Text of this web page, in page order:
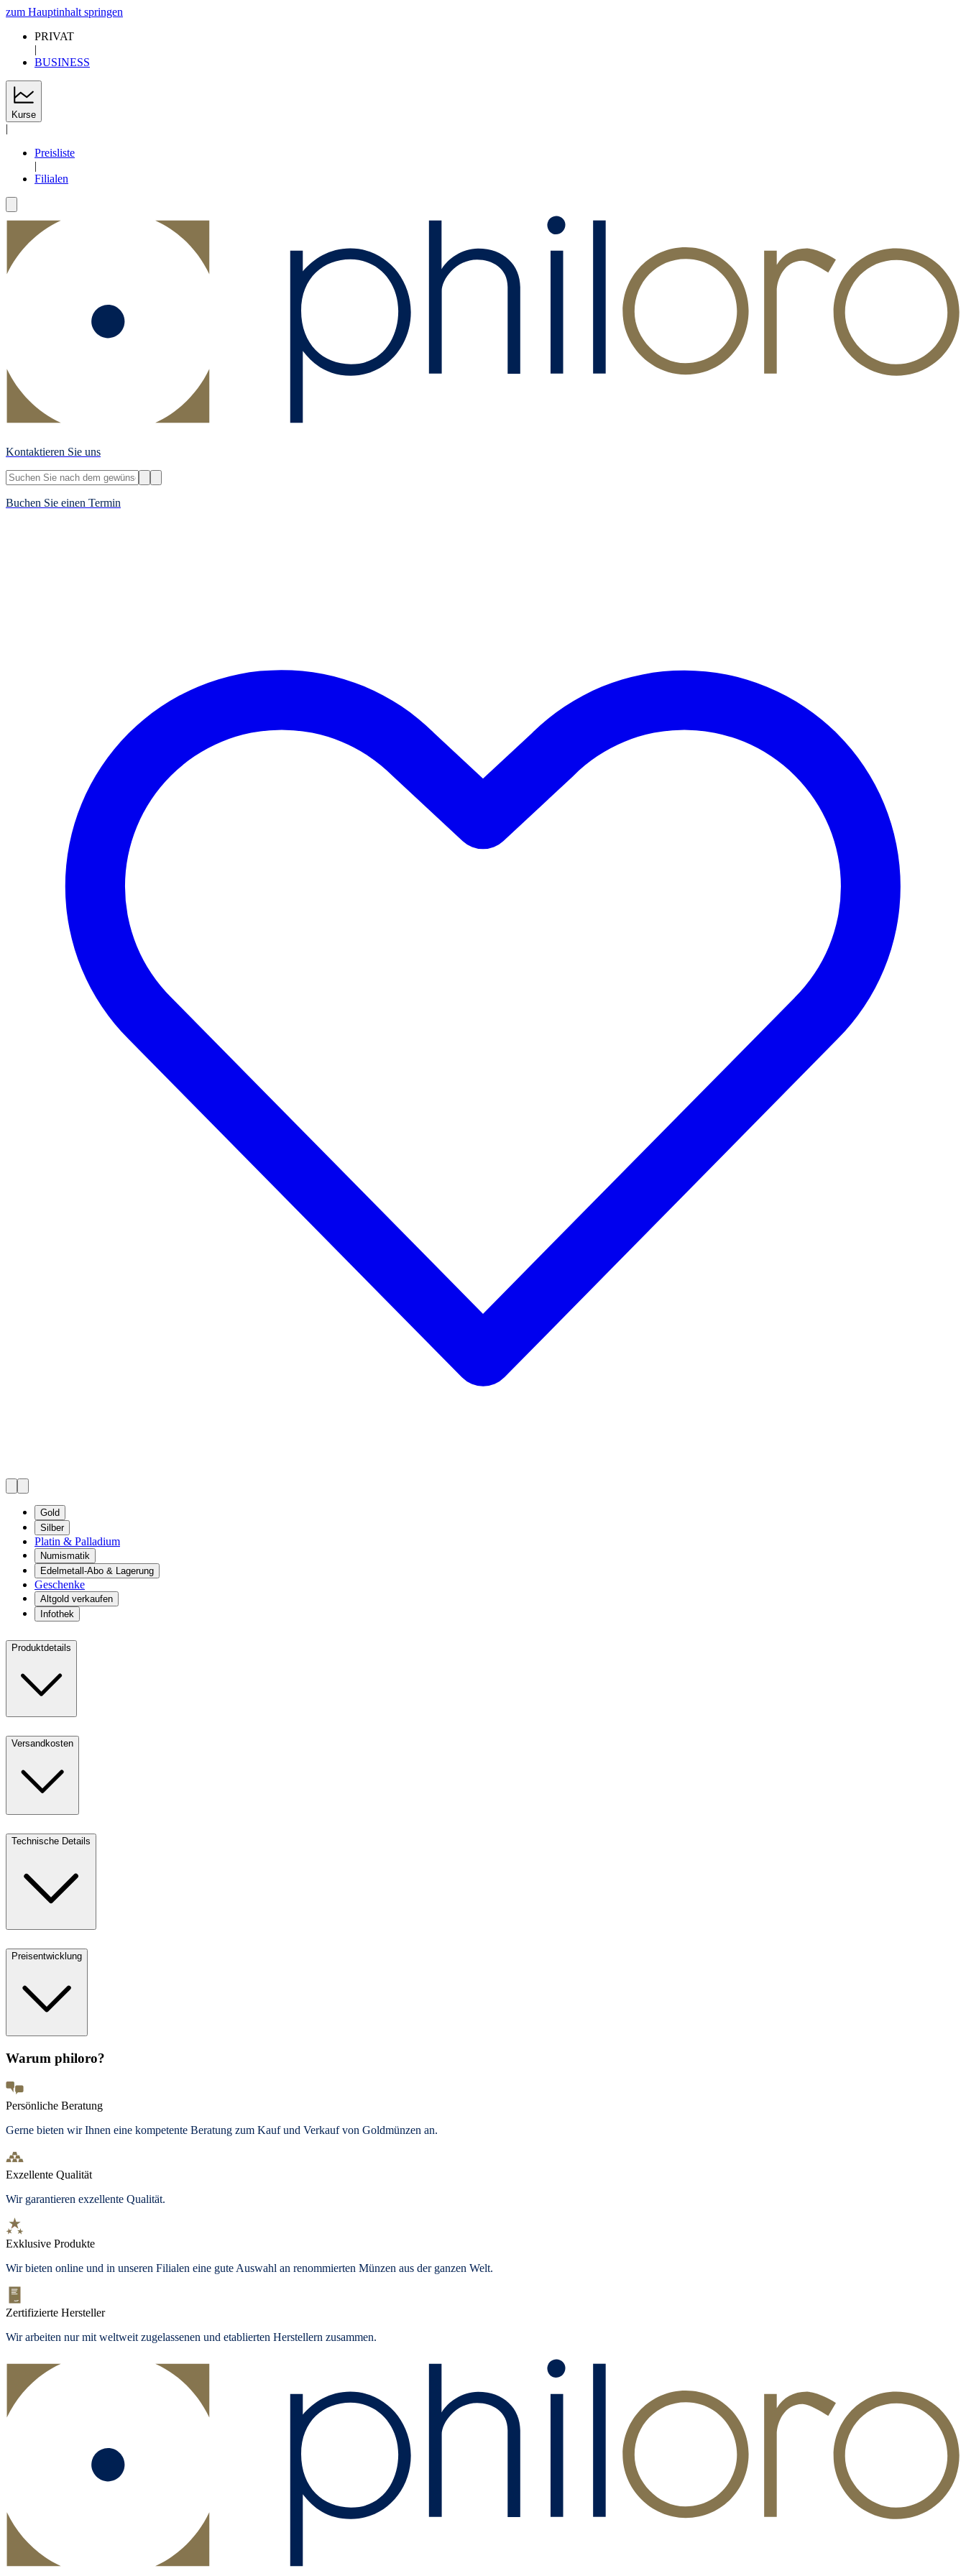
zum Hauptinhalt springen
PRIVAT
|
BUSINESS
Kurse
|
Preisliste
|
Filialen
Kontaktieren Sie uns
Buchen Sie einen Termin
Gold
Silber
Platin & Palladium
Numismatik
Edelmetall-Abo & Lagerung
Geschenke
Altgold verkaufen
Infothek
Produktdetails
Versandkosten
Technische Details
Preisentwicklung
Warum philoro?
Persönliche Beratung
Gerne bieten wir Ihnen eine kompetente Beratung zum Kauf und Verkauf von Goldmünzen an.
Exzellente Qualität
Wir garantieren exzellente Qualität.
Exklusive Produkte
Wir bieten online und in unseren Filialen eine gute Auswahl an renommierten Münzen aus der ganzen Welt.
Zertifizierte Hersteller
Wir arbeiten nur mit weltweit zugelassenen und etablierten Herstellern zusammen.